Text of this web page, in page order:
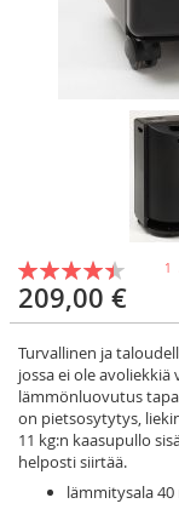
Rating:
90
% of100
1
209,00 €
Turvallinen ja
jossa ei ole
lämmönluovutus
on pietsosytytys,
11 kg:n kaasupullo
helposti siirtää.
lämmitysala 40